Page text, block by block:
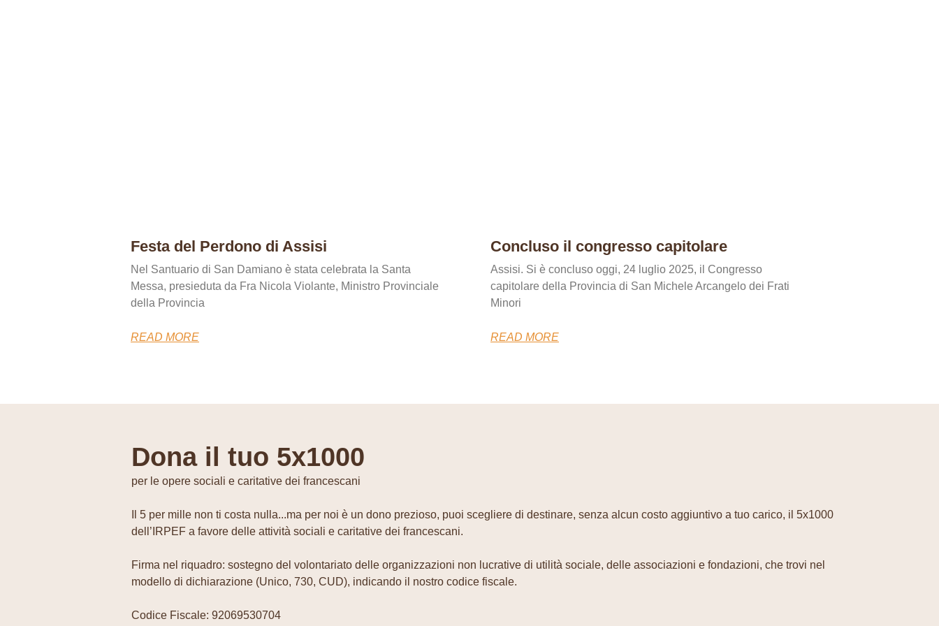
Festa del Perdono di Assisi
Nel Santuario di San Damiano è stata celebrata la Santa
Messa, presieduta da Fra Nicola Violante, Ministro Provinciale
della Provincia
READ MORE
Concluso il congresso capitolare
Assisi. Si è concluso oggi, 24 luglio 2025, il Congresso
capitolare della Provincia di San Michele Arcangelo dei Frati
Minori
READ MORE
Dona il tuo 5x1000
per le opere sociali e caritative dei francescani
Il 5 per mille non ti costa nulla...ma per noi è un dono prezioso, puoi scegliere di destinare, senza alcun costo aggiuntivo a tuo carico, il 5x1000
dell’IRPEF a favore delle attività sociali e caritative dei francescani.
Firma nel riquadro: sostegno del volontariato delle organizzazioni non lucrative di utilità sociale, delle associazioni e fondazioni, che trovi nel
modello di dichiarazione (Unico, 730, CUD), indicando il nostro codice fiscale.
Codice Fiscale: 92069530704